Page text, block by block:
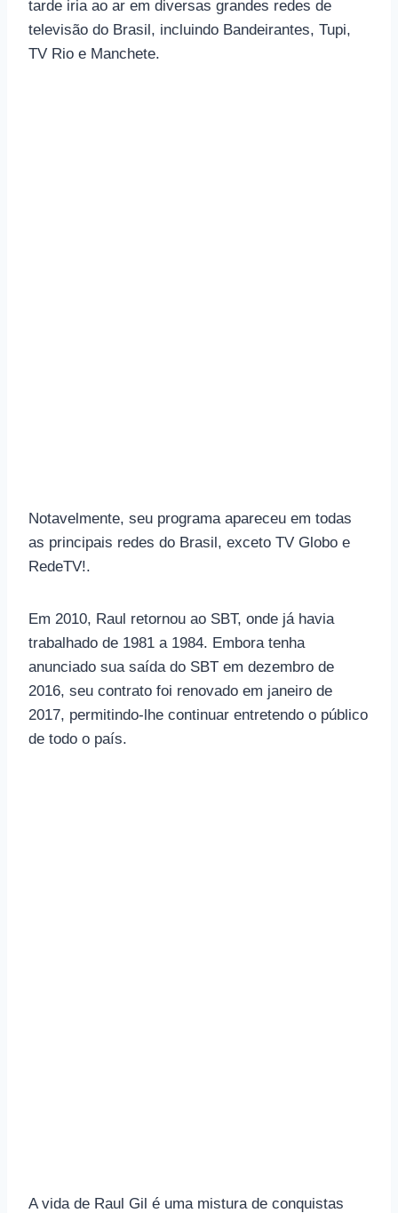
tarde iria ao ar em diversas grandes redes de
televisão do Brasil, incluindo Bandeirantes, Tupi,
TV Rio e Manchete.
Notavelmente, seu programa apareceu em todas
as principais redes do Brasil, exceto TV Globo e
RedeTV!.
Em 2010, Raul retornou ao SBT, onde já havia
trabalhado de 1981 a 1984. Embora tenha
anunciado sua saída do SBT em dezembro de
2016, seu contrato foi renovado em janeiro de
2017, permitindo-lhe continuar entretendo o público
de todo o país.
A vida de Raul Gil é uma mistura de conquistas